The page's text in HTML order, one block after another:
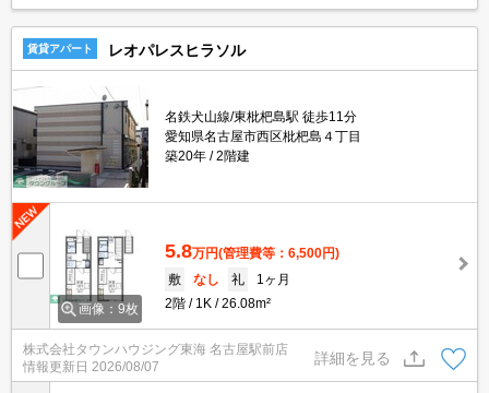
賃貸アパート レオパレスヒラソル
名鉄犬山線/東枇杷島駅 徒歩11分
愛知県名古屋市西区枇杷島４丁目
築20年
2階建
画像：9枚
5.8万円(管理費等：6,500円)
敷
なし 礼
1ヶ月
2階
1K 26.08m²
株式会社タウンハウジング東海 名古屋駅前店
情報更新日 2026/08/07
詳細を見る